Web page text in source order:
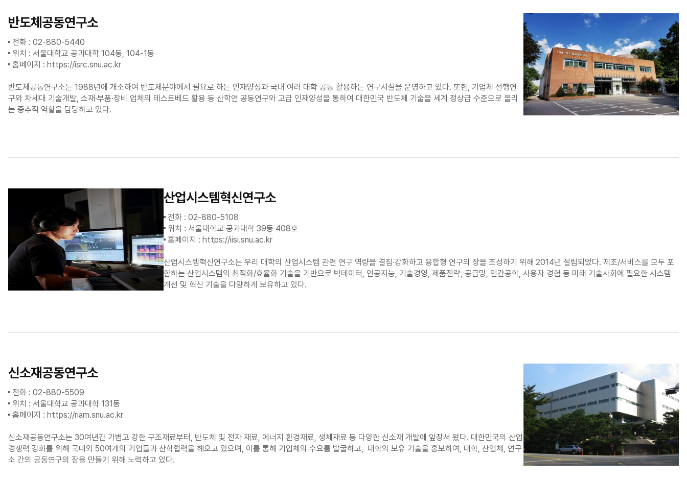
반도체공동연구소
전화 : 02-880-5440
위치 : 서울대학교 공과대학 104동, 104-1동
홈페이지 : https://isrc.snu.ac.kr
반도체공동연구소는 1988년에 개소하여 반도체분야에서 필요로 하는 인재양성과 국내 여러 대학 공동 활용하는 연구시설을 운영하고 있다. 또한, 기업체 선행연
구와 차세대 기술개발, 소재·부품·장비 업체의 테스트베드 활용 등 산학연 공동연구와 고급 인재양성을 통하여 대한민국 반도체 기술을 세계 정상급 수준으로 올리
는 중추적 역할을 담당하고 있다.
산업시스템혁신연구소
전화 : 02-880-5108
위치 : 서울대학교 공과대학 39동 408호
홈페이지 : https://iisi.snu.ac.kr
산업시스템혁신연구소는 우리 대학의 산업시스템 관련 연구 역량을 결집·강화하고 융합형 연구의 장을 조성하기 위해 2014년 설립되었다. 제조/서비스를 모두 포
함하는 산업시스템의 최적화/효율화 기술을 기반으로 빅데이터, 인공지능, 기술경영, 제품전략, 공급망, 인간공학, 사용자 경험 등 미래 기술사회에 필요한 시스템
개선 및 혁신 기술을 다양하게 보유하고 있다.
신소재공동연구소
전화 : 02-880-5509
위치 : 서울대학교 공과대학 131동
홈페이지 : https://riam.snu.ac.kr
신소재공동연구소는 30여년간 가볍고 강한 구조재료부터, 반도체 및 전자 재료, 에너지 환경재료, 생체재료 등 다양한 신소재 개발에 앞장서 왔다. 대한민국의 산업
경쟁력 강화를 위해 국내외 50여개의 기업들과 산학협력을 해오고 있으며, 이를 통해 기업체의 수요를 발굴하고, 대학의 보유 기술을 홍보하여, 대학, 산업체, 연구
소 간의 공동연구의 장을 만들기 위해 노력하고 있다.